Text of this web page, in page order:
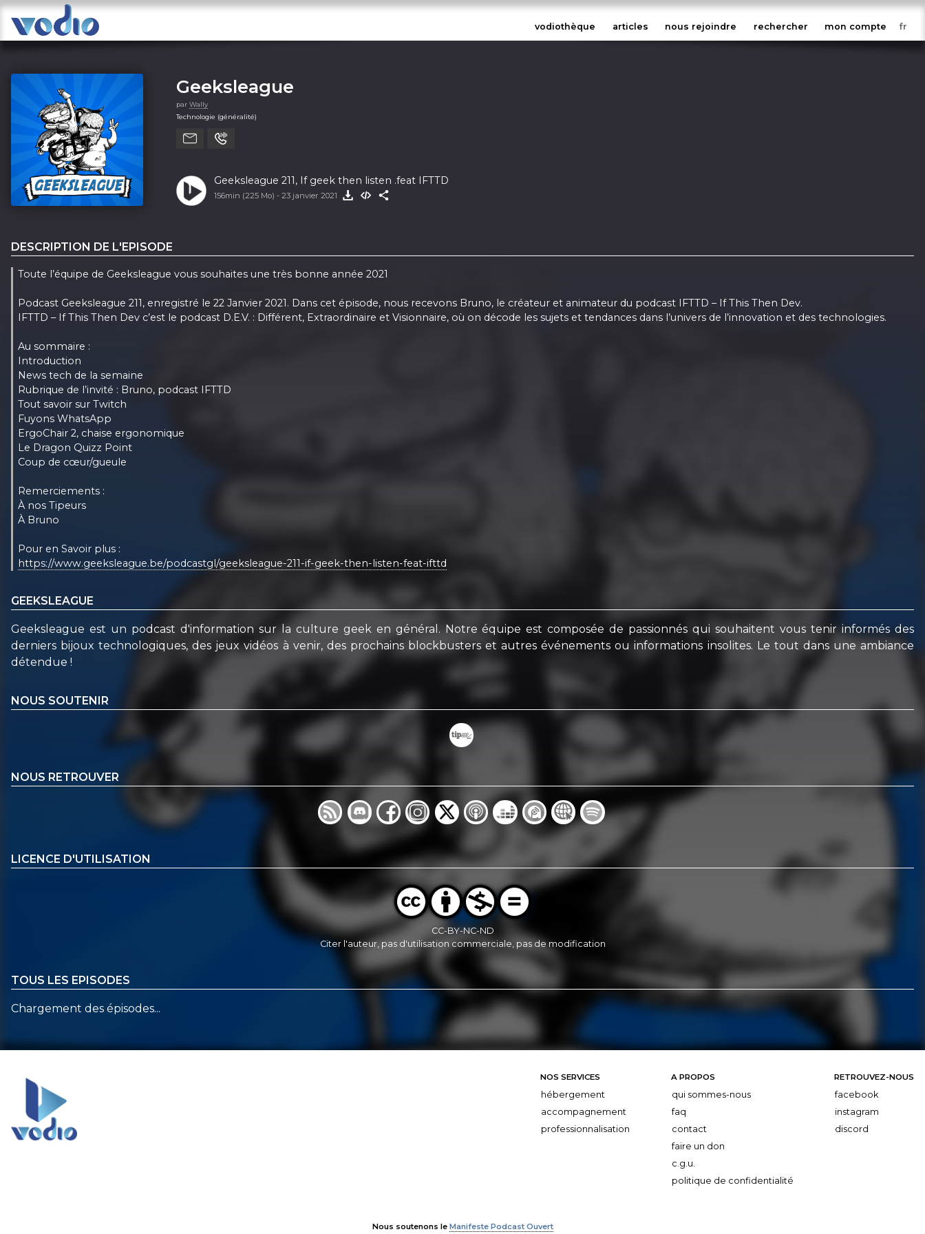
vodiothèque articles nous rejoindre rechercher mon compte
Geeksleague
par Wally
Technologie (généralité)
Geeksleague 211, If geek then listen .feat IFTTD
156min (225 Mo) - 23 janvier 2021
DESCRIPTION DE L'EPISODE
Toute l’équipe de Geeksleague vous souhaites une très bonne année 2021
Podcast Geeksleague 211, enregistré le 22 Janvier 2021. Dans cet épisode, nous recevons Bruno, le créateur et animateur du podcast IFTTD – If This Then Dev.
IFTTD – If This Then Dev c’est le podcast D.E.V. : Différent, Extraordinaire et Visionnaire, où on décode les sujets et tendances dans l’univers de l’innovation et des technologies.
Au sommaire :
Introduction
News tech de la semaine
Rubrique de l’invité : Bruno, podcast IFTTD
Tout savoir sur Twitch
Fuyons WhatsApp
ErgoChair 2, chaise ergonomique
Le Dragon Quizz Point
Coup de cœur/gueule
Remerciements :
À nos Tipeurs
À Bruno
Pour en Savoir plus :
https://www.geeksleague.be/podcastgl/geeksleague-211-if-geek-then-listen-feat-ifttd
GEEKSLEAGUE
Geeksleague est un podcast d'information sur la culture geek en général. Notre équipe est composée de passionnés qui souhaitent vous tenir informés des
derniers bijoux technologiques, des jeux vidéos à venir, des prochains blockbusters et autres événements ou informations insolites. Le tout dans une ambiance
détendue !
NOUS SOUTENIR
NOUS RETROUVER
LICENCE D'UTILISATION
CC-BY-NC-ND
Citer l'auteur, pas d'utilisation commerciale, pas de modification
TOUS LES EPISODES
Chargement des épisodes...
NOS SERVICES
hébergement
accompagnement
professionnalisation
A PROPOS
qui sommes-nous
faq
contact
faire un don
c.g.u.
politique de confidentialité
RETROUVEZ-NOUS
facebook
instagram
discord
Nous soutenons le Manifeste Podcast Ouvert